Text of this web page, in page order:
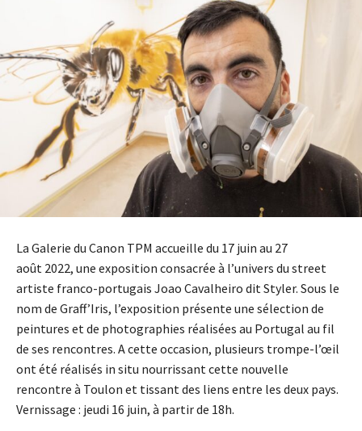
La Galerie du Canon TPM accueille du 17 juin au 27
août 2022, une exposition consacrée à l’univers du street
artiste franco-portugais Joao Cavalheiro dit Styler. Sous le
nom de Graff’Iris, l’exposition présente une sélection de
peintures et de photographies réalisées au Portugal au fil
de ses rencontres. A cette occasion, plusieurs trompe-l’œil
ont été réalisés in situ nourrissant cette nouvelle
rencontre à Toulon et tissant des liens entre les deux pays.
Vernissage : jeudi 16 juin, à partir de 18h.